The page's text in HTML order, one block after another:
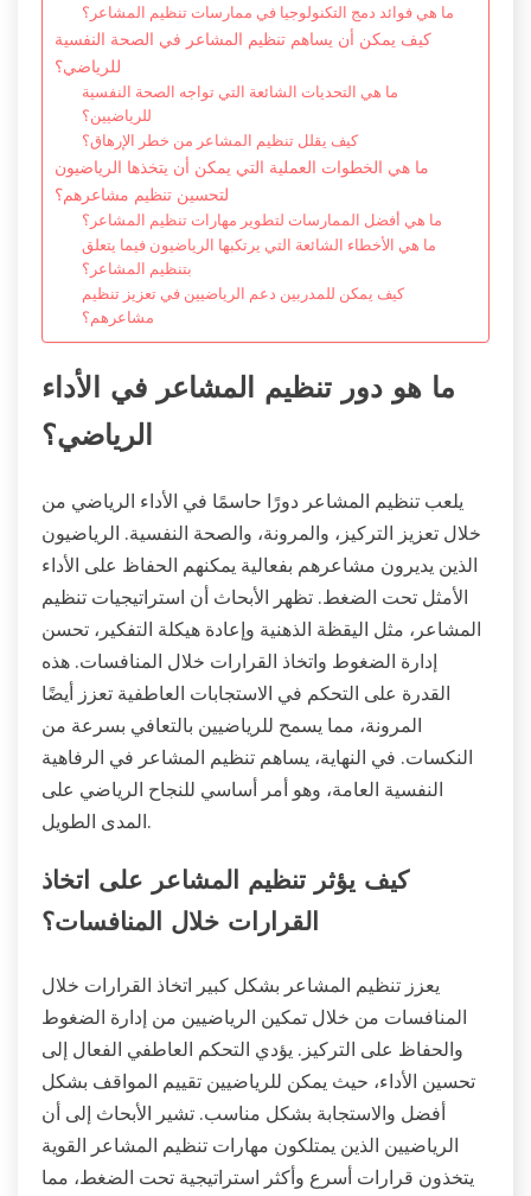
ما هي فوائد دمج التكنولوجيا في ممارسات تنظيم المشاعر؟
كيف يمكن أن يساهم تنظيم المشاعر في الصحة النفسية
للرياضي؟
ما هي التحديات الشائعة التي تواجه الصحة النفسية
للرياضيين؟
كيف يقلل تنظيم المشاعر من خطر الإرهاق؟
ما هي الخطوات العملية التي يمكن أن يتخذها الرياضيون
لتحسين تنظيم مشاعرهم؟
ما هي أفضل الممارسات لتطوير مهارات تنظيم المشاعر؟
ما هي الأخطاء الشائعة التي يرتكبها الرياضيون فيما يتعلق
بتنظيم المشاعر؟
كيف يمكن للمدربين دعم الرياضيين في تعزيز تنظيم
مشاعرهم؟
ما هو دور تنظيم المشاعر في الأداء
الرياضي؟
يلعب تنظيم المشاعر دورًا حاسمًا في الأداء الرياضي من
خلال تعزيز التركيز، والمرونة، والصحة النفسية. الرياضيون
الذين يديرون مشاعرهم بفعالية يمكنهم الحفاظ على الأداء
الأمثل تحت الضغط. تظهر الأبحاث أن استراتيجيات تنظيم
المشاعر، مثل اليقظة الذهنية وإعادة هيكلة التفكير، تحسن
إدارة الضغوط واتخاذ القرارات خلال المنافسات. هذه
القدرة على التحكم في الاستجابات العاطفية تعزز أيضًا
المرونة، مما يسمح للرياضيين بالتعافي بسرعة من
النكسات. في النهاية، يساهم تنظيم المشاعر في الرفاهية
النفسية العامة، وهو أمر أساسي للنجاح الرياضي على
المدى الطويل.
كيف يؤثر تنظيم المشاعر على اتخاذ
القرارات خلال المنافسات؟
يعزز تنظيم المشاعر بشكل كبير اتخاذ القرارات خلال
المنافسات من خلال تمكين الرياضيين من إدارة الضغوط
والحفاظ على التركيز. يؤدي التحكم العاطفي الفعال إلى
تحسين الأداء، حيث يمكن للرياضيين تقييم المواقف بشكل
أفضل والاستجابة بشكل مناسب. تشير الأبحاث إلى أن
الرياضيين الذين يمتلكون مهارات تنظيم المشاعر القوية
يتخذون قرارات أسرع وأكثر استراتيجية تحت الضغط، مما